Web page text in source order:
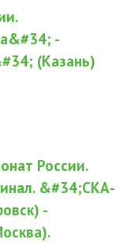
-
(Казань)
России.
&#34;СКА-
-